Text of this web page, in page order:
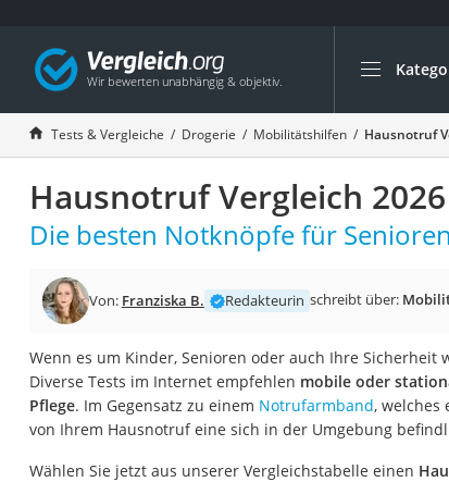
Die
Drogerie
Inhalator
Haarschneider
Rollator
Katzenklappe
Masturbator
Epilierer
Tests & Vergleiche Drogerie Mobilitätshilfen Hausnotruf
Hausnotruf Vergleich 2026
Die besten Notknöpfe für
Von: Franziska B. Redakteurin schreibt über:
Wenn es um Kinder, Senioren oder auch Ihre Sicherheit
Diverse Tests im Internet empfehlen mobile oder
Pflege. Im Gegensatz zu einem Notrufarmband, welches
von Ihrem Hausnotruf eine sich in der Umgebung
Wählen Sie jetzt aus unserer Vergleichstabelle einen